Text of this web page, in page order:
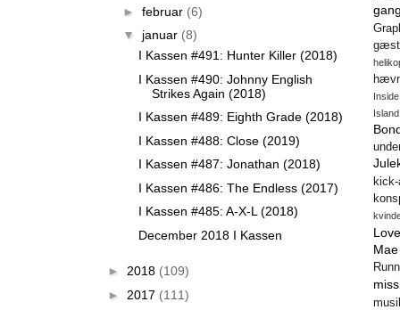
► februar (6)
▼ januar (8)
I Kassen #491: Hunter Killer (2018)
I Kassen #490: Johnny English
Strikes Again (2018)
I Kassen #489: Eighth Grade (2018)
I Kassen #488: Close (2019)
I Kassen #487: Jonathan (2018)
I Kassen #486: The Endless (2017)
I Kassen #485: A-X-L (2018)
December 2018 I Kassen
► 2018 (109)
► 2017 (111)
Island